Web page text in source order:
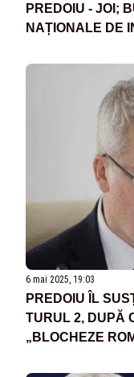
PREDOIU - JOI;
NAȚIONALE DE
6 mai 2025, 19:03
PREDOIU ÎL
TURUL 2, DUPĂ
„BLOCHEZE